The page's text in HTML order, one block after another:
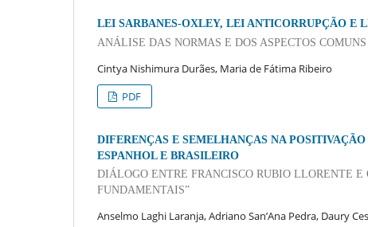
LEI SARBANES-OXLEY, LEI ANTICORRUPÇÃO E
ANÁLISE DAS NORMAS E DOS ASPECTOS
Cintya Nishimura Durães, Maria de Fátima Ribeiro
PDF
DIFERENÇAS E SEMELHANÇAS NA
ESPANHOL E BRASILEIRO
DIÁLOGO ENTRE FRANCISCO RUBIO LLORENTE E
FUNDAMENTAIS”
Anselmo Laghi Laranja, Adriano San’Ana Pedra, Daury